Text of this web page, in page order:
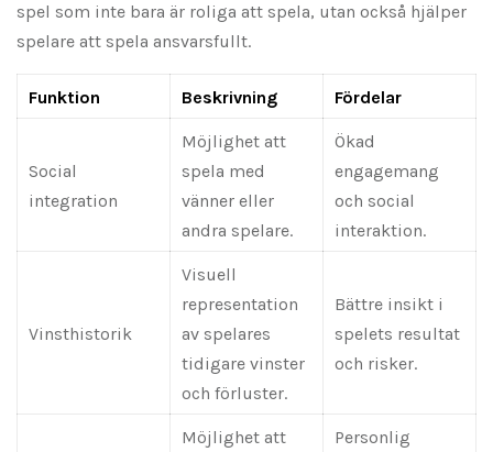
spel som inte bara är roliga att spela, utan också hjälper
spelare att spela ansvarsfullt.
Funktion Beskrivning Fördelar
Social
integration
Möjlighet att
spela med
vänner eller
andra spelare.
Ökad
engagemang
och social
interaktion.
Vinsthistorik
Visuell
representation
av spelares
tidigare vinster
och förluster.
Bättre insikt i
spelets resultat
och risker.
Möjlighet att
Personlig